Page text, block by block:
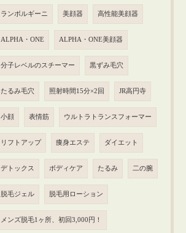
ランボルギーニ 美顔器 高性能美顔器
ALPHA・ONE ALPHA・ONE美顔器
分子レベルのスチーマー 黒ずみ毛穴
たるみ毛穴 照射時間15分×2回 JR高円寺
小顔 表情筋 ウルトラトランスフォーマー
リフトアップ 痩身エステ ダイエット
デトックス ボディケア たるみ 二の腕
脱毛ジェル 脱毛用ローション
メンズ脱毛1ヶ所、初回3,000円！